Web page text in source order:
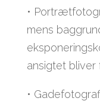
•
mens
ansigtet bliver
•